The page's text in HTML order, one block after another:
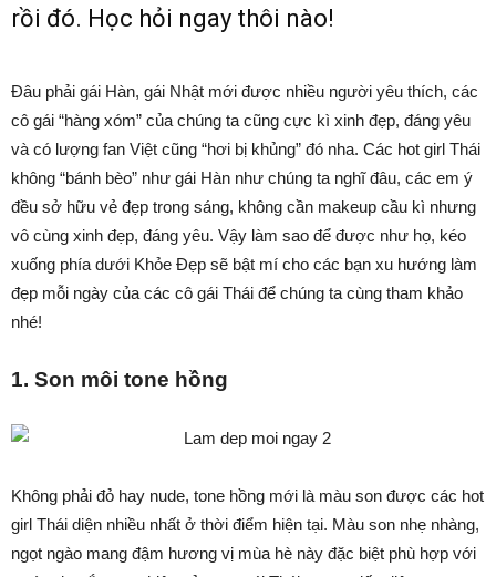
rồi đó. Học hỏi ngay thôi nào!
Đâu phải gái Hàn, gái Nhật mới được nhiều người yêu thích, các
cô gái “hàng xóm” của chúng ta cũng cực kì xinh đẹp, đáng yêu
và có lượng fan Việt cũng “hơi bị khủng” đó nha. Các hot girl Thái
không “bánh bèo” như gái Hàn như chúng ta nghĩ đâu, các em ý
đều sở hữu vẻ đẹp trong sáng, không cần makeup cầu kì nhưng
vô cùng xinh đẹp, đáng yêu. Vậy làm sao để được như họ, kéo
xuống phía dưới Khỏe Đẹp sẽ bật mí cho các bạn xu hướng làm
đẹp mỗi ngày của các cô gái Thái để chúng ta cùng tham khảo
nhé!
1. Son môi tone hồng
Không phải đỏ hay nude, tone hồng mới là màu son được các hot
girl Thái diện nhiều nhất ở thời điểm hiện tại. Màu son nhẹ nhàng,
ngọt ngào mang đậm hương vị mùa hè này đặc biệt phù hợp với